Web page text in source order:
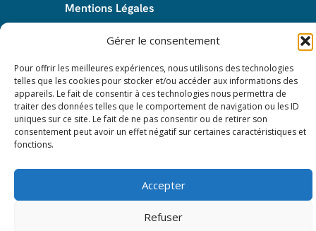
Gérer le consentement
Pour offrir les meilleures expériences, nous utilisons des technologies
telles que les cookies pour stocker et/ou accéder aux informations des
appareils. Le fait de consentir à ces technologies nous permettra de
traiter des données telles que le comportement de navigation ou les ID
uniques sur ce site. Le fait de ne pas consentir ou de retirer son
consentement peut avoir un effet négatif sur certaines caractéristiques et
fonctions.
Accepter
Refuser
Mentions Légales
Protection des données – RGPD
© 2024 All rights reserved. Leasy Mat.